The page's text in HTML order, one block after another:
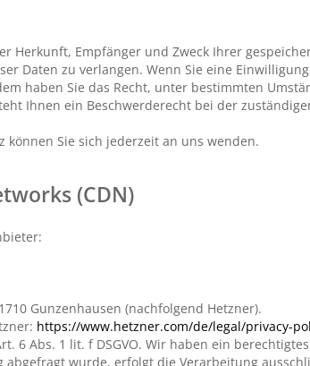
Herkunft, Empfänger und Zweck Ihrer
Daten zu verlangen. Wenn Sie eine
haben Sie das Recht, unter bestimmten
Ihnen ein Beschwerderecht bei der
können Sie sich jederzeit an uns wenden.
(CDN)
Gunzenhausen (nachfolgend Hetzner).
https://www.hetzner.com/de/legal/privacy-
6 Abs. 1 lit. f DSGVO. Wir haben ein
wurde, erfolgt die Verarbeitung